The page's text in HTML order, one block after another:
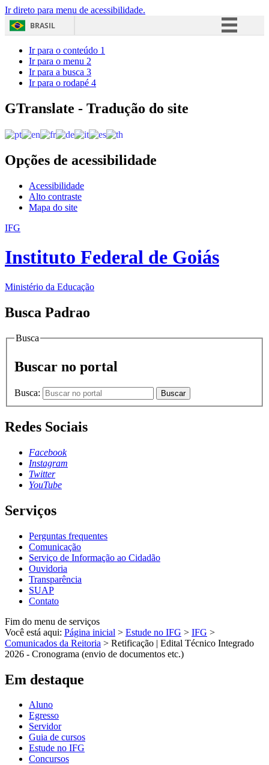
Ir direto para menu de acessibilidade.
BRASIL
Acesso à informação
Ir para o conteúdo 1
Ir para o menu 2
Ir para a busca 3
Ir para o rodapé 4
GTranslate - Tradução do site
Opções de acessibilidade
Acessibilidade
Alto contraste
Mapa do site
IFG
Instituto Federal de Goiás
Ministério da Educação
Busca Padrao
Busca
Buscar no portal
Busca: Buscar
Redes Sociais
Facebook
Instagram
Twitter
YouTube
Serviços
Perguntas frequentes
Comunicação
Serviço de Informação ao Cidadão
Ouvidoria
Transparência
SUAP
Contato
Fim do menu de serviços
Você está aqui: Página inicial > Estude no IFG > IFG >
Comunicados da Reitoria > Retificação | Edital Técnico Integrado
2026 - Cronograma (envio de documentos etc.)
Em destaque
Aluno
Egresso
Servidor
Guia de cursos
Estude no IFG
Concursos